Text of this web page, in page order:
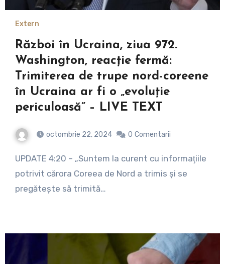
Extern
Război în Ucraina, ziua 972.
Washington, reacție fermă:
Trimiterea de trupe nord-coreene
în Ucraina ar fi o „evoluţie
periculoasă” – LIVE TEXT
octombrie 22, 2024 0 Comentarii
UPDATE 4:20 – „Suntem la curent cu informaţiile
potrivit cărora Coreea de Nord a trimis şi se
pregăteşte să trimită…